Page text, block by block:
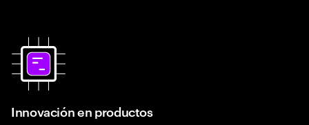
Innovación en productos